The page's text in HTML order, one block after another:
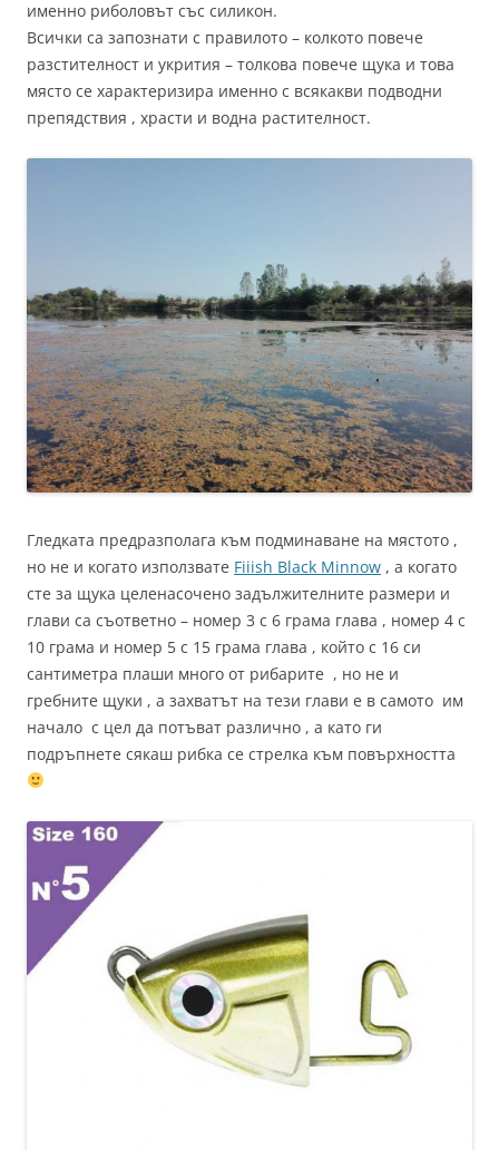
именно риболовът със силикон.
Всички са запознати с правилото – колкото повече
разстителност и укрития – толкова повече щука и това
място се характеризира именно с всякакви подводни
препядствия , храсти и водна растителност.
Гледката предразполага към подминаване на мястото ,
но не и когато използвате Fiiish Black Minnow , а когато
сте за щука целенасочено задължителните размери и
глави са съответно – номер 3 с 6 грама глава , номер 4 с
10 грама и номер 5 с 15 грама глава , който с 16 си
сантиметра плаши много от рибарите , но не и
гребните щуки , а захватът на тези глави е в самото им
начало с цел да потъват различно , а като ги
подръпнете сякаш рибка се стрелка към повърхността